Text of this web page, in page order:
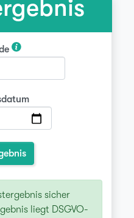
sicher
liegt DSGVO-